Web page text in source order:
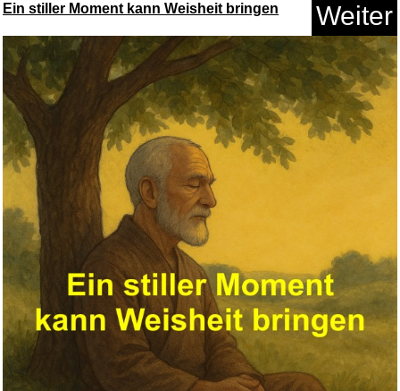
Anzeige
VIVA MONACO Magazin
Sommer 202...
Anzeige
Ein stiller Moment kann Weisheit bringen Weiter